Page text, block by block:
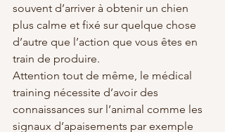
souvent d’arriver à obtenir un chien
plus calme et fixé sur quelque chose
d’autre que l’action que vous êtes en
train de produire.
Attention tout de même, le médical
training nécessite d’avoir des
connaissances sur l’animal comme les
signaux d’apaisements par exemple